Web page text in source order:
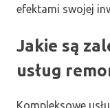
efektami swojej
Jakie są
usług
Kompleksowe